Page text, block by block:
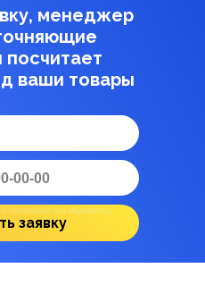
заявку
менеджер
посчитает
ваши товары
согласие на обработку